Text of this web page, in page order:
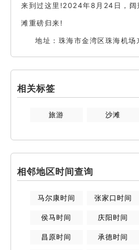
来到过这里!2024年8月24日，阔
滩重磅归来!
地址：珠海市金湾区珠海机场
相关标签
旅游 沙滩
相邻地区时间查询
马尔康时间 张家口 时间
侯马时间 庆阳时间
昌原时间 承德时间